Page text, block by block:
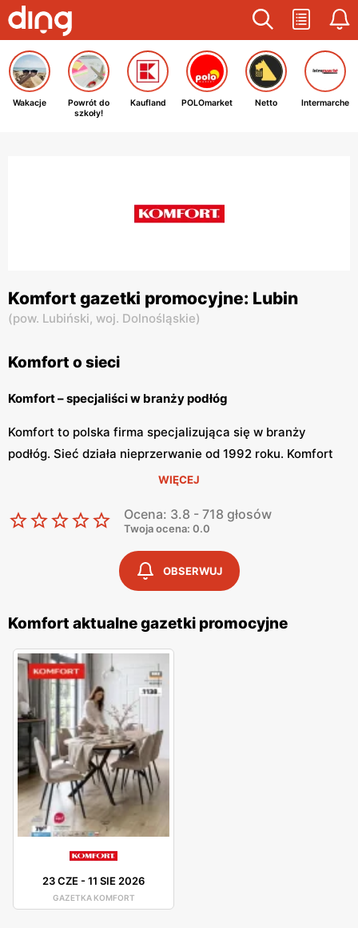
Wakacje
Powrót do
szkoły!
Kaufland POLOmarket Netto Intermarche
Komfort gazetki promocyjne: Lubin
(pow. Lubiński, woj. Dolnośląskie)
Komfort o sieci
Komfort – specjaliści w branży podłóg
Komfort to polska firma specjalizująca się w branży
podłóg. Sieć działa nieprzerwanie od 1992 roku. Komfort
tworzy swoje oferty dopasowując się do potrzeb
jak i okazałymi domami. Placówki sklepu znajdują się na
Komfort – bogata oferta dywanów i paneli podłogowych
do aranżacji podłóg. Na sklepowych półkach znajdziemy
kolekcje paneli podłogowych, podłogi drewniane,
wykładziny elastyczne i dywanowe. Dodatkowo sklep ma
duży wybór drzwi i dekoracji. Komfort jest zdecydowanym
liderem na rynku oferty dywanów. W sklepach sieci klienci
mogą liczyć na fachową poradę od pracowników.
Komfort – gazetka promocyjna
Komfort posiada liczne promocje dla swoich klientów. O
najlepszych okazjach i obniżkach cen dowiemy się z
gazetki promocyjnej. Komfort organizuje różne, atrakcyjne
produkty w jeszcze niższych cenach.
WIĘCEJ
Ocena: 3.8 - 718 głosów
Twoja ocena: 0.0
OBSERWUJ
Komfort aktualne gazetki promocyjne
23 CZE-11 SIE 2026
GAZETKA KOMFORT